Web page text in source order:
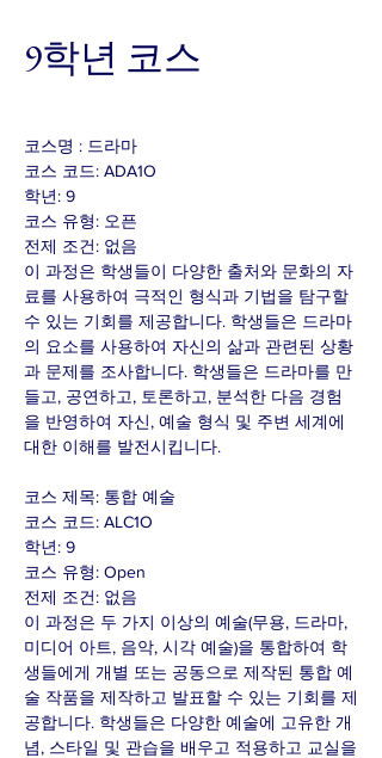
9학년 코스
코스명 : 드라마
코스 코드: ADA1O
학년: 9
코스 유형: 오픈
전제 조건: 없음
이 과정은 학생들이 다양한 출처와 문화의 자
료를 사용하여 극적인 형식과 기법을 탐구할
수 있는 기회를 제공합니다. 학생들은 드라마
의 요소를 사용하여 자신의 삶과 관련된 상황
과 문제를 조사합니다. 학생들은 드라마를 만
들고, 공연하고, 토론하고, 분석한 다음 경험
을 반영하여 자신, 예술 형식 및 주변 세계에
대한 이해를 발전시킵니다.
코스 제목: 통합 예술
코스 코드: ALC1O
학년: 9
코스 유형: Open
전제 조건: 없음
이 과정은 두 가지 이상의 예술(무용, 드라마,
미디어 아트, 음악, 시각 예술)을 통합하여 학
생들에게 개별 또는 공동으로 제작된 통합 예
술 작품을 제작하고 발표할 수 있는 기회를 제
공합니다. 학생들은 다양한 예술에 고유한 개
념, 스타일 및 관습을 배우고 적용하고 교실을